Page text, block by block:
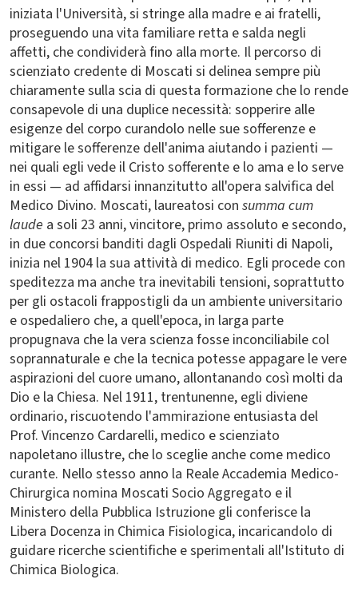
iniziata l'Università, si stringe alla madre e ai fratelli,
proseguendo una vita familiare retta e salda negli
affetti, che condividerà fino alla morte. Il percorso di
scienziato credente di Moscati si delinea sempre più
chiaramente sulla scia di questa formazione che lo rende
consapevole di una duplice necessità: sopperire alle
esigenze del corpo curandolo nelle sue sofferenze e
mitigare le sofferenze dell'anima aiutando i pazienti —
nei quali egli vede il Cristo sofferente e lo ama e lo serve
in essi — ad affidarsi innanzitutto all'opera salvifica del
Medico Divino. Moscati, laureatosi con summa cum
laude a soli 23 anni, vincitore, primo assoluto e secondo,
in due concorsi banditi dagli Ospedali Riuniti di Napoli,
inizia nel 1904 la sua attività di medico. Egli procede con
speditezza ma anche tra inevitabili tensioni, soprattutto
per gli ostacoli frappostigli da un ambiente universitario
e ospedaliero che, a quell'epoca, in larga parte
propugnava che la vera scienza fosse inconciliabile col
soprannaturale e che la tecnica potesse appagare le vere
aspirazioni del cuore umano, allontanando così molti da
Dio e la Chiesa. Nel 1911, trentunenne, egli diviene
ordinario, riscuotendo l'ammirazione entusiasta del
Prof. Vincenzo Cardarelli, medico e scienziato
napoletano illustre, che lo sceglie anche come medico
curante. Nello stesso anno la Reale Accademia Medico-
Chirurgica nomina Moscati Socio Aggregato e il
Ministero della Pubblica Istruzione gli conferisce la
Libera Docenza in Chimica Fisiologica, incaricandolo di
guidare ricerche scientifiche e sperimentali all'Istituto di
Chimica Biologica.